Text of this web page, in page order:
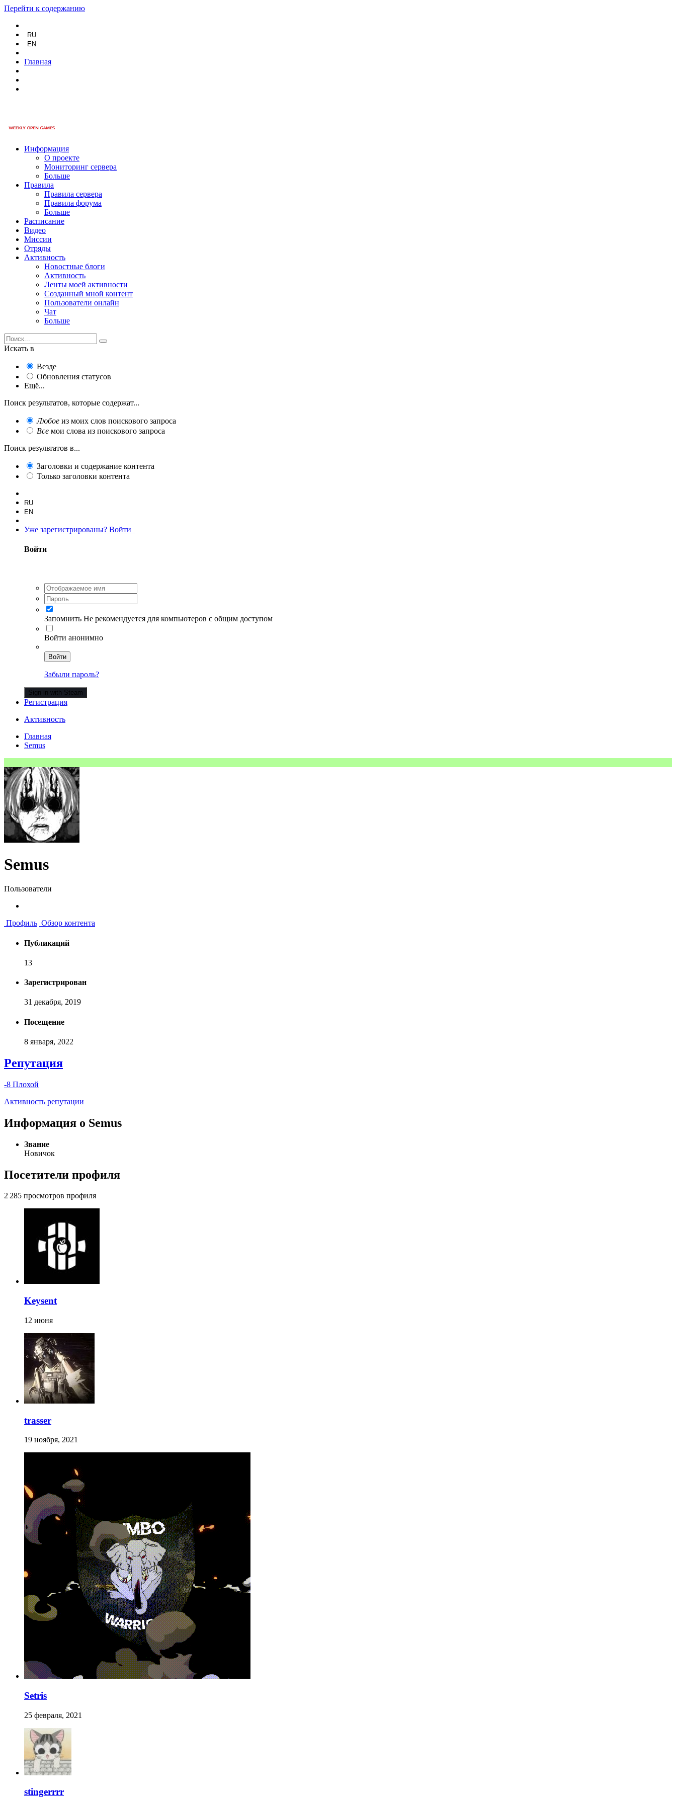
Перейти к содержанию
RU
EN
Главная
Информация
О проекте
Мониторинг сервера
Больше
Правила
Правила сервера
Правила форума
Больше
Расписание
Видео
Миссии
Отряды
Активность
Новостные блоги
Активность
Ленты моей активности
Созданный мной контент
Пользователи онлайн
Чат
Больше
Искать в
Везде
Обновления статусов
Ещё...
Поиск результатов, которые содержат...
Любое из моих слов поискового запроса
Все мои слова из поискового запроса
Поиск результатов в...
Заголовки и содержание контента
Только заголовки контента
RU
EN
Уже зарегистрированы? Войти
Войти
Запомнить Не рекомендуется для компьютеров с общим доступом
Войти анонимно
Войти
Забыли пароль?
Sign in with Steam
Регистрация
Активность
Главная
Semus
Semus
Пользователи
Профиль Обзор контента
Публикаций
13
Зарегистрирован
31 декабря, 2019
Посещение
8 января, 2022
Репутация
-8 Плохой
Активность репутации
Информация о Semus
Звание
Новичок
Посетители профиля
2 285 просмотров профиля
Keysent
12 июня
trasser
19 ноября, 2021
Setris
25 февраля, 2021
stingerrrr